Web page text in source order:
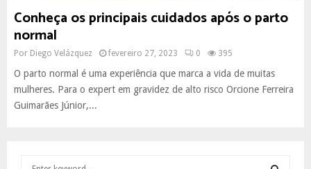
Conheça os principais cuidados após o parto
normal
Por Diego Velázquez fevereiro 27, 2023 0 395
O parto normal é uma experiência que marca a vida de muitas
mulheres. Para o expert em gravidez de alto risco Orcione Ferreira
Guimarães Júnior,...